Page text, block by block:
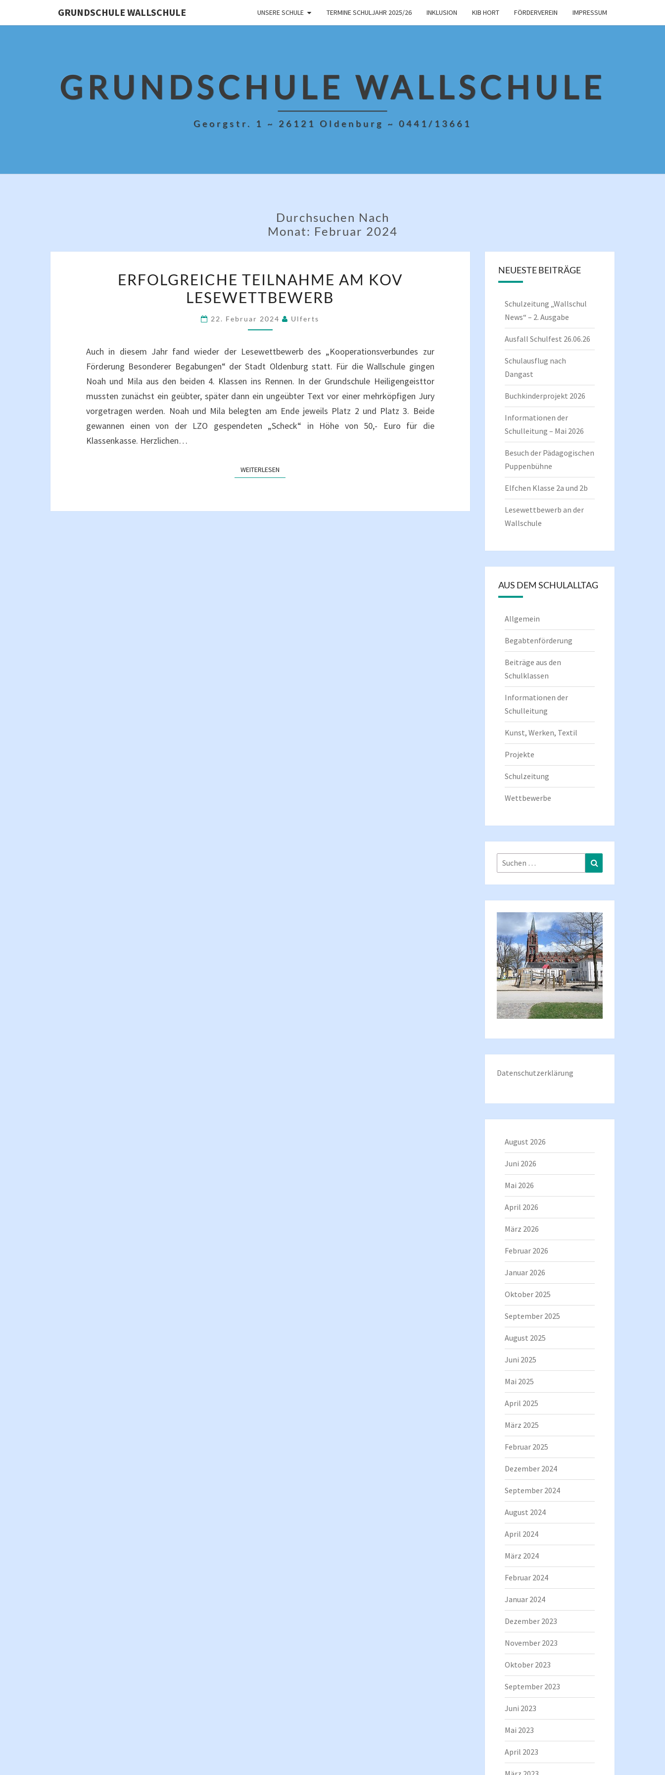
GRUNDSCHULE WALLSCHULE UNSERE SCHULE TERMINE SCHULJAHR 2025/26 INKLUSION KIB HORT FÖRDERVEREIN IMPRESSUM
GRUNDSCHULE WALLSCHULE
Georgstr. 1 ~ 26121 Oldenburg ~ 0441/13661
Durchsuchen Nach
Monat: Februar 2024
TEILNAHME
AM
LESEWETTBEWERB
ERFOLGREICHE TEILNAHME AM KOV
LESEWETTBEWERB
22. Februar 2024 Ulferts
Auch in diesem Jahr fand wieder der Lesewettbewerb des „Kooperationsverbundes zur
Förderung Besonderer Begabungen“ der Stadt Oldenburg statt. Für die Wallschule gingen
Noah und Mila aus den beiden 4. Klassen ins Rennen. In der Grundschule Heiligengeisttor
mussten zunächst ein geübter, später dann ein ungeübter Text vor einer mehrköpfigen Jury
vorgetragen werden. Noah und Mila belegten am Ende jeweils Platz 2 und Platz 3. Beide
gewannen einen von der LZO gespendeten „Scheck“ in Höhe von 50,- Euro für die
Klassenkasse. Herzlichen…
WEITERLESEN
NEUESTE BEITRÄGE
Schulzeitung „Wallschul
News“ – 2. Ausgabe
Ausfall Schulfest 26.06.26
Schulausflug nach
Dangast
Buchkinderprojekt 2026
Informationen der
Schulleitung – Mai 2026
Besuch der Pädagogischen
Puppenbühne
Elfchen Klasse 2a und 2b
Lesewettbewerb an der
Wallschule
AUS DEM SCHULALLTAG
Allgemein
Begabtenförderung
Beiträge aus den
Schulklassen
Informationen der
Schulleitung
Kunst, Werken, Textil
Projekte
Schulzeitung
Wettbewerbe
Suchen
nach:
Datenschutzerklärung
August 2026
Juni 2026
Mai 2026
April 2026
März 2026
Februar 2026
Januar 2026
Oktober 2025
September 2025
August 2025
Juni 2025
Mai 2025
April 2025
März 2025
Februar 2025
Dezember 2024
September 2024
August 2024
April 2024
März 2024
Februar 2024
Januar 2024
Dezember 2023
November 2023
Oktober 2023
September 2023
Juni 2023
Mai 2023
April 2023